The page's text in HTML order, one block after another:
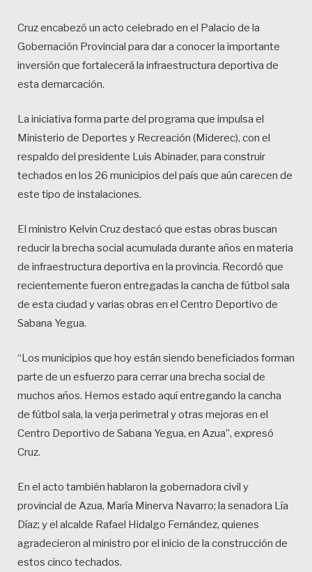
Cruz encabezó un acto celebrado en el Palacio de la
Gobernación Provincial para dar a conocer la importante
inversión que fortalecerá la infraestructura deportiva de
esta demarcación.
La iniciativa forma parte del programa que impulsa el
Ministerio de Deportes y Recreación (Miderec), con el
respaldo del presidente Luis Abinader, para construir
techados en los 26 municipios del país que aún carecen de
este tipo de instalaciones.
El ministro Kelvin Cruz destacó que estas obras buscan
reducir la brecha social acumulada durante años en materia
de infraestructura deportiva en la provincia. Recordó que
recientemente fueron entregadas la cancha de fútbol sala
de esta ciudad y varias obras en el Centro Deportivo de
Sabana Yegua.
“Los municipios que hoy están siendo beneficiados forman
parte de un esfuerzo para cerrar una brecha social de
muchos años. Hemos estado aquí entregando la cancha
de fútbol sala, la verja perimetral y otras mejoras en el
Centro Deportivo de Sabana Yegua, en Azua”, expresó
Cruz.
En el acto también hablaron la gobernadora civil y
provincial de Azua, María Minerva Navarro; la senadora Lía
Díaz; y el alcalde Rafael Hidalgo Fernández, quienes
agradecieron al ministro por el inicio de la construcción de
estos cinco techados.